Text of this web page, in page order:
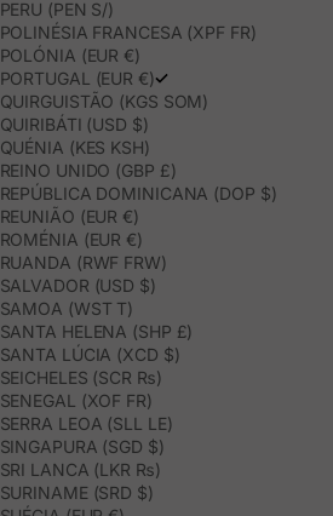
PERU (PEN S/)
POLINÉSIA FRANCESA (XPF FR)
POLÓNIA (EUR €)
PORTUGAL (EUR €)
QUIRGUISTÃO (KGS SOM)
QUIRIBÁTI (USD $)
QUÉNIA (KES KSH)
REINO UNIDO (GBP £)
REPÚBLICA DOMINICANA (DOP $)
REUNIÃO (EUR €)
ROMÉNIA (EUR €)
RUANDA (RWF FRW)
SALVADOR (USD $)
SAMOA (WST T)
SANTA HELENA (SHP £)
SANTA LÚCIA (XCD $)
SEICHELES (SCR ₨)
SENEGAL (XOF FR)
SERRA LEOA (SLL LE)
SINGAPURA (SGD $)
SRI LANCA (LKR ₨)
SURINAME (SRD $)